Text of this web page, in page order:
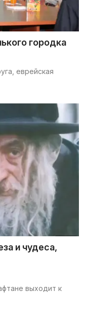
городка
еврейская
и чудеса,
выходит к